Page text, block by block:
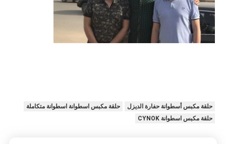
حلقة مكبس أسطوانة حفارة الديزل
حلقة مكبس اسطوانة اسطوانة متكاملة
حلقة مكبس اسطوانة CYNOK